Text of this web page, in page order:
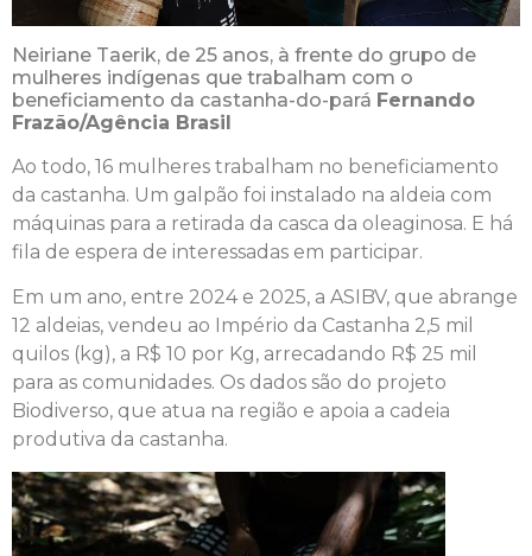
Neiriane Taerik, de 25 anos, à frente do grupo de
mulheres indígenas que trabalham com o
beneficiamento da castanha-do-pará Fernando
Frazão/Agência Brasil
Ao todo, 16 mulheres trabalham no beneficiamento
da castanha. Um galpão foi instalado na aldeia com
máquinas para a retirada da casca da oleaginosa. E há
fila de espera de interessadas em participar.
Em um ano, entre 2024 e 2025, a ASIBV, que abrange
12 aldeias, vendeu ao Império da Castanha 2,5 mil
quilos (kg), a R$ 10 por Kg, arrecadando R$ 25 mil
para as comunidades. Os dados são do projeto
Biodiverso, que atua na região e apoia a cadeia
produtiva da castanha.